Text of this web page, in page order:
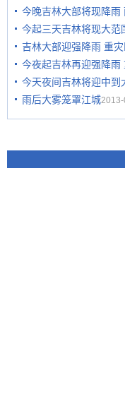
今晚吉林大部将现降雨
今起三天吉林将现大范
吉林大部迎强降雨 重
今夜起吉林再迎强降雨
今天夜间吉林将迎中到
雨后大雾笼罩江城2013-